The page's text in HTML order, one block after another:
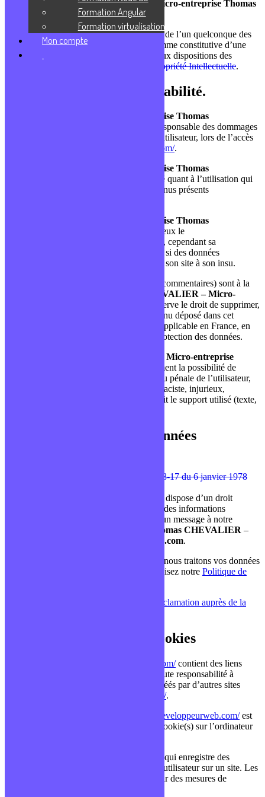
préalable de
Thomas CHEVALIER – Micro-entreprise Thomas
CHEVALIER
Toute exploitation non autorisée du site ou de l’un quelconque des
éléments qu’il contient sera considérée comme constitutive d’une
contrefaçon et poursuivie conformément aux dispositions des
L.335-2 et suivants du Code de Propriété Intellectuelle.
3 – Limitations de responsabilité.
Thomas CHEVALIER – Micro-entreprise Thomas
ne pourra être tenu pour responsable des dommages
directs et indirects causés au matériel de l’utilisateur, lors de l’accès
https://formationdeveloppeurweb.com/.
Thomas CHEVALIER – Micro-entreprise Thomas
décline toute responsabilité quant à l’utilisation qui
pourrait être faite des informations et contenus présents
Thomas CHEVALIER – Micro-entreprise Thomas
s’engage à sécuriser au mieux le
, cependant sa
responsabilité ne pourra être mise en cause si des données
indésirables sont importées et installées sur son site à son insu.
Des espaces interactifs (espace contact ou commentaires) sont à la
Thomas CHEVALIER – Micro-
se réserve le droit de supprimer,
sans mise en demeure préalable, tout contenu déposé dans cet
espace qui contreviendrait à la législation applicable en France, en
particulier aux dispositions relatives à la protection des données.
Thomas CHEVALIER – Micro-entreprise
se réserve également la possibilité de
mettre en cause la responsabilité civile et/ou pénale de l’utilisateur,
notamment en cas de message à caractère raciste, injurieux,
diffamant, ou pornographique, quel que soit le support utilisé (texte,
4 – CNIL et gestion des données
la loi 78-17 du 6 janvier 1978
dispose d’un droit
d’accès, de modification et de suppression des informations
collectées. Pour exercer ce droit, envoyez un message à notre
Thomas CHEVALIER –
helloworld@formationdeveloppeurweb.com.
Pour plus d’informations sur la façon dont nous traitons vos données
(type de données, finalité, destinataire…), lisez notre Politique de
déposer une réclamation auprès de la
5 – Liens hypertextes et cookies
https://formationdeveloppeurweb.com/contient des liens
hypertextes vers d’autres sites et dégage toute responsabilité à
propos de ces liens externes ou des liens créés par d’autres sites
https://formationdeveloppeurweb.com/.
https://formationdeveloppeurweb.com/est
susceptible de provoquer l’installation de cookie(s) sur l’ordinateur
Un « cookie » est un fichier de petite taille qui enregistre des
informations relatives à la navigation d’un utilisateur sur un site. Les
données ainsi obtenues permettent d’obtenir des mesures de
Formation Angular
Formation virtualisation
Mon compte